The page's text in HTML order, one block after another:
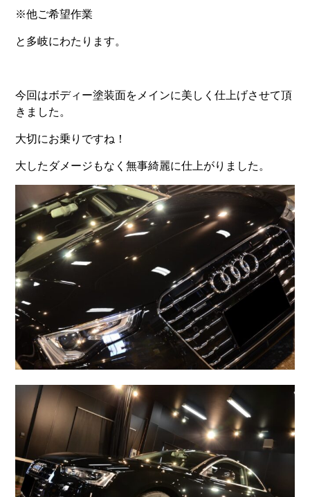
※他ご希望作業
と多岐にわたります。
今回はボディー塗装面をメインに美しく仕上げさせて頂
きました。
大切にお乗りですね！
大したダメージもなく無事綺麗に仕上がりました。